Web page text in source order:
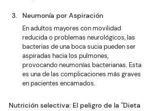
Neumonía por Aspiración
En adultos mayores con movilidad
reducida o problemas neurológicos, las
bacterias de una boca sucia pueden ser
aspiradas hacia los pulmones,
provocando neumonías bacterianas. Esta
es una de las complicaciones más graves
en pacientes encamados.
Nutrición selectiva: El peligro de la "Dieta